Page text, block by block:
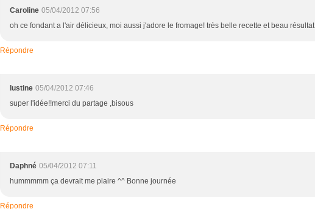
Caroline 05/04/2012 07:56
oh ce fondant a l'air délicieux, moi aussi j'adore le fromage! très belle recette et beau résultat
Répondre
lustine 05/04/2012 07:46
super l'idée!!merci du partage ,bisous
Répondre
Daphné 05/04/2012 07:11
hummmmm ça devrait me plaire ^^ Bonne journée
Répondre